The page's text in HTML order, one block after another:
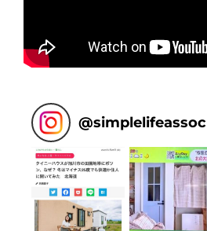
@simplelifeassoc